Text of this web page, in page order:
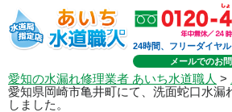
24時間、フリーダイヤル
メールでのお
愛知の水漏れ修理業者 あいち水道職人 >
愛知県岡崎市亀井町にて、洗面蛇口水漏
しました。